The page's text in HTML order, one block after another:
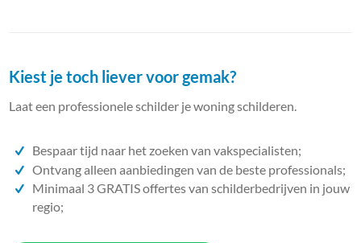
Kiest je toch liever voor gemak?
Laat een professionele schilder je woning schilderen.
Bespaar tijd naar het zoeken van vakspecialisten;
Ontvang alleen aanbiedingen van de beste professionals;
Minimaal 3 GRATIS offertes van schilderbedrijven in jouw
regio;